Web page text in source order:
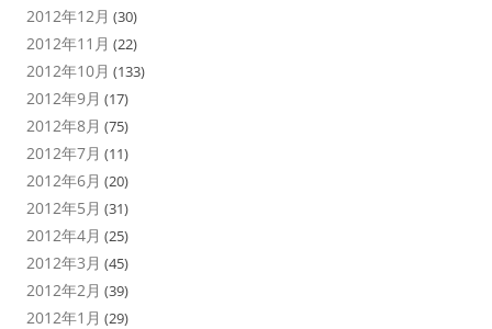
2012年12月 (30)
2012年11月 (22)
2012年10月 (133)
2012年9月 (17)
2012年8月 (75)
2012年7月 (11)
2012年6月 (20)
2012年5月 (31)
2012年4月 (25)
2012年3月 (45)
2012年2月 (39)
2012年1月 (29)